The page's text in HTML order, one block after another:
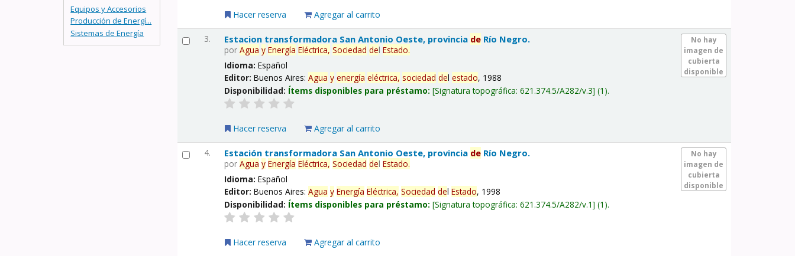
Equipos y Accesorios
Producción de Energí...
Sistemas de Energía
Hacer reserva Agregar al carrito
3.
No hay
imagen de
cubierta
disponible
Estacion transformadora San Antonio Oeste, provincia de Río Negro.
porAgua y Energía Eléctrica, Sociedad delEstado.
Idioma:Español
Editor:Buenos Aires:Agua y energía eléctrica, sociedad delestado, 1988
Disponibilidad: Ítems disponibles para préstamo: Signatura topográfica:621.374.5/A282/v.3 (1).
Hacer reserva Agregar al carrito
4.
No hay
imagen de
cubierta
disponible
Estación transformadora San Antonio Oeste, provincia de Río Negro.
porAgua y Energía Eléctrica, Sociedad delEstado.
Idioma:Español
Editor:Buenos Aires:Agua y Energía Eléctrica, Sociedad delEstado, 1998
Disponibilidad: Ítems disponibles para préstamo: Signatura topográfica:621.374.5/A282/v.1 (1).
Hacer reserva Agregar al carrito